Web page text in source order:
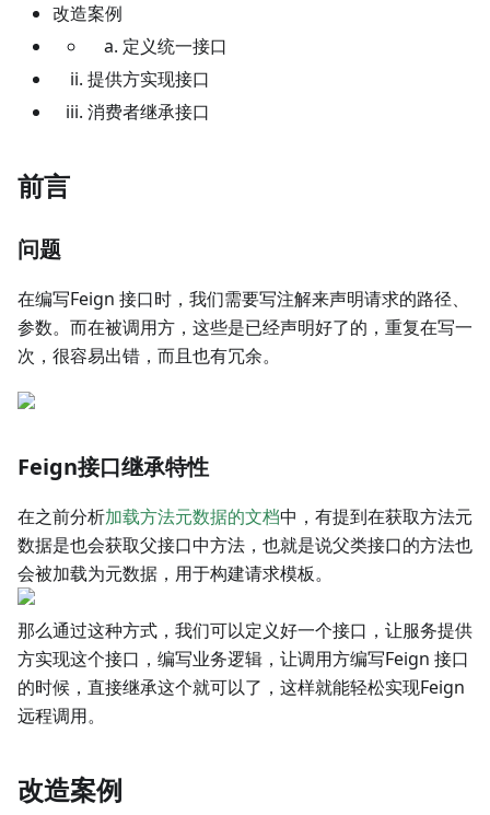
改造案例
定义统一接口
提供方实现接口
消费者继承接口
前言
问题
在编写Feign 接口时，我们需要写注解来声明请求的路径、
参数。而在被调用方，这些是已经声明好了的，重复在写一
次，很容易出错，而且也有冗余。
Feign接口继承特性
在之前分析加载方法元数据的文档中，有提到在获取方法元
数据是也会获取父接口中方法，也就是说父类接口的方法也
会被加载为元数据，用于构建请求模板。
那么通过这种方式，我们可以定义好一个接口，让服务提供
方实现这个接口，编写业务逻辑，让调用方编写Feign 接口
的时候，直接继承这个就可以了，这样就能轻松实现Feign
远程调用。
改造案例